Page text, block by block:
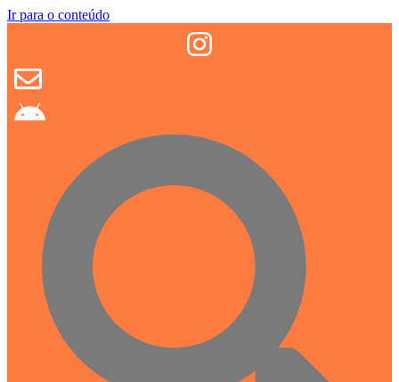
Ir para o conteúdo